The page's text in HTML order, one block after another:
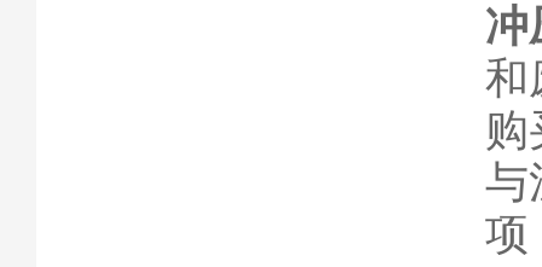
冲
和
购
与
项